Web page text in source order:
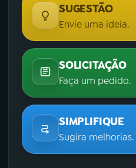
SUGESTÃO
Envie uma ideia.
SOLICITAÇÃO
Faça um pedido.
SIMPLIFIQUE
Sugira melhorias.